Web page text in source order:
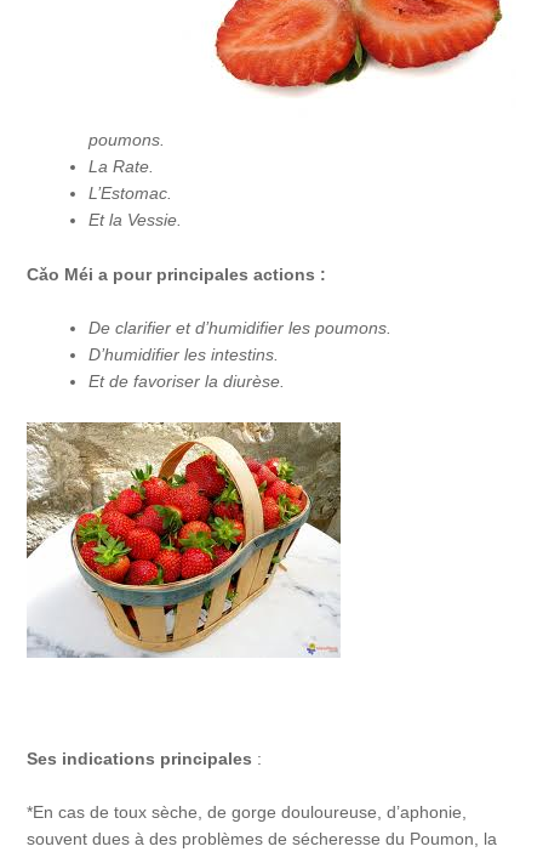
poumons.
La Rate.
L’Estomac.
Et la Vessie.
Cǎo Méi a pour principales actions :
De clarifier et d’humidifier les poumons.
D’humidifier les intestins.
Et de favoriser la diurèse.
Ses indications principales :
*En cas de toux sèche, de gorge douloureuse, d’aphonie,
souvent dues à des problèmes de sécheresse du Poumon, la